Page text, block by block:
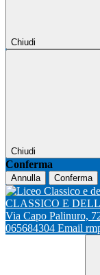
Chiudi
Chiudi
Conferma
Annulla Conferma
CLASSICO E
Via Capo Palinuro,
065684304 Email